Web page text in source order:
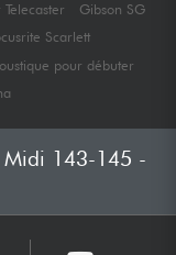
Telecaster
Gibson SG
Scarlett
pour débuter
Midi 143-145 -